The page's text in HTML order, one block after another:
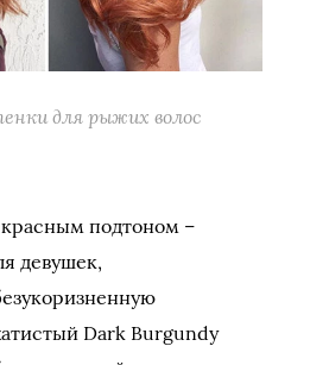
для рыжих волос
подтоном –
девушек,
Dark Burgundy